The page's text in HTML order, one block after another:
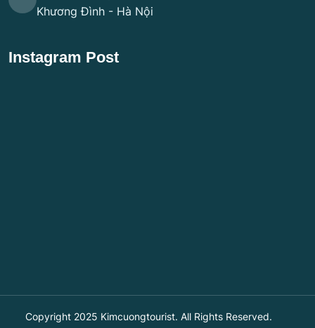
Khương Đình - Hà Nội
Instagram Post
Copyright 2025 Kimcuongtourist. All Rights Reserved.